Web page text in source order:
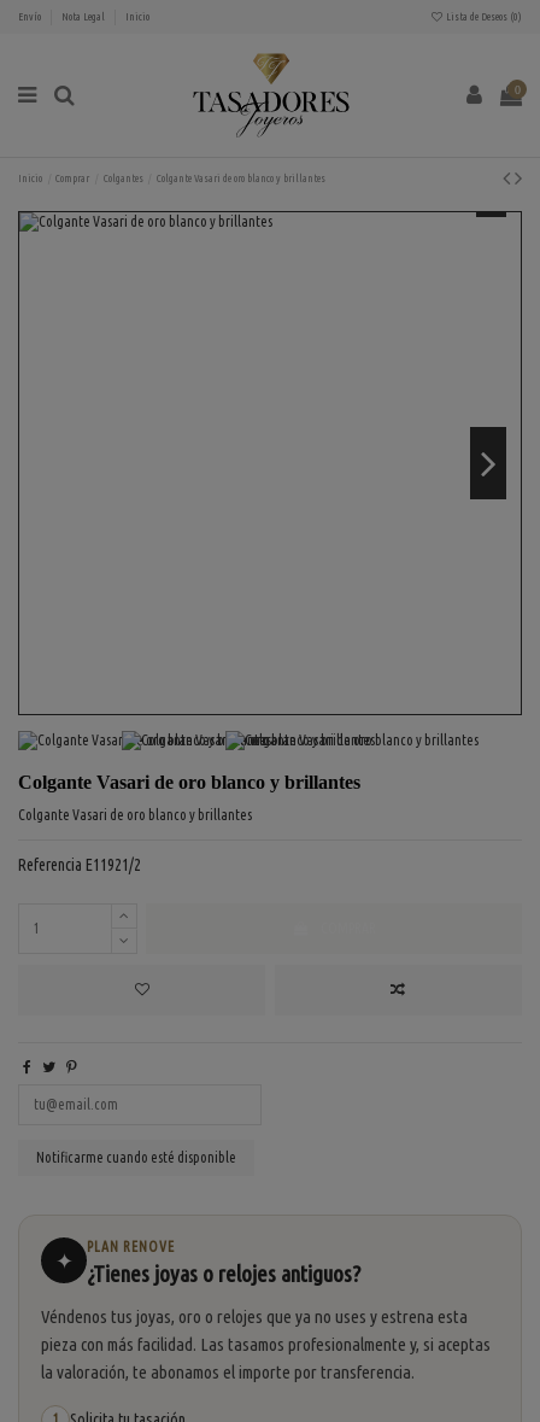
Envío Nota Legal Inicio Lista de Deseos (0)
0
Inicio Comprar Colgantes Colgante Vasari de oro blanco y brillantes
Colgante Vasari de oro blanco y brillantes
Colgante Vasari de oro blanco y brillantes
Referencia E11921/2
✦
PLAN RENOVE
¿Tienes joyas o relojes antiguos?
Véndenos tus joyas, oro o relojes que ya no uses y estrena esta
pieza con más facilidad. Las tasamos profesionalmente y, si aceptas
la valoración, te abonamos el importe por transferencia.